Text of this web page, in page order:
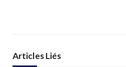
Articles Liés